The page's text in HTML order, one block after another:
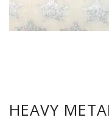
HEAVY